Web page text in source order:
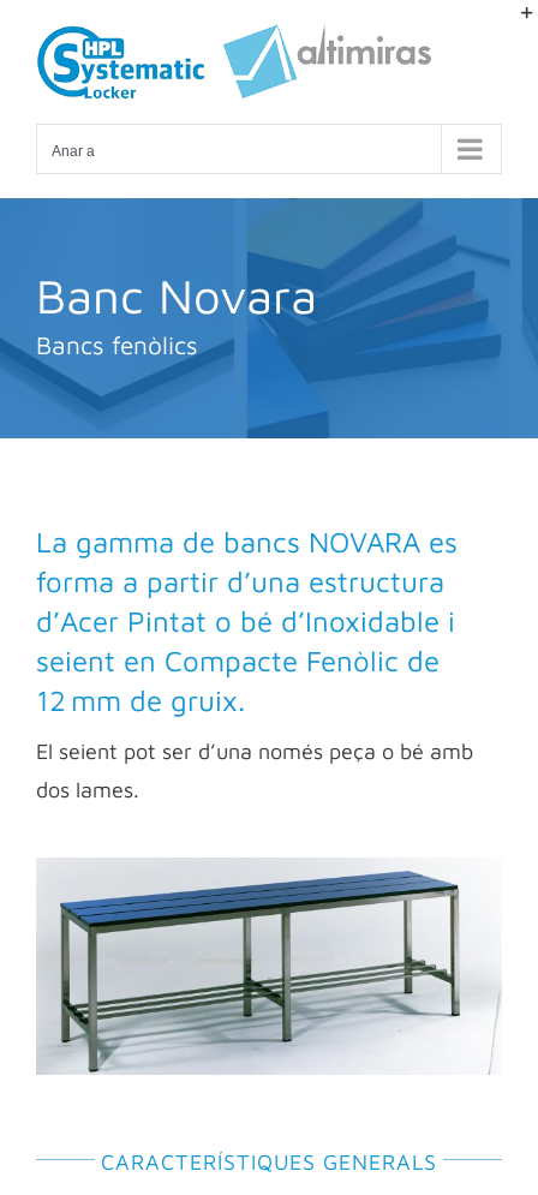
content
Anar a
Banc Novara
Bancs fenòlics
La gamma de bancs NOVARA es
forma a partir d’una estructura
d’Acer Pintat o bé d’Inoxidable i
seient en Compacte Fenòlic de
12 mm de gruix.
El seient pot ser d’una només peça o bé amb
dos lames.
CARACTERÍSTIQUES GENERALS